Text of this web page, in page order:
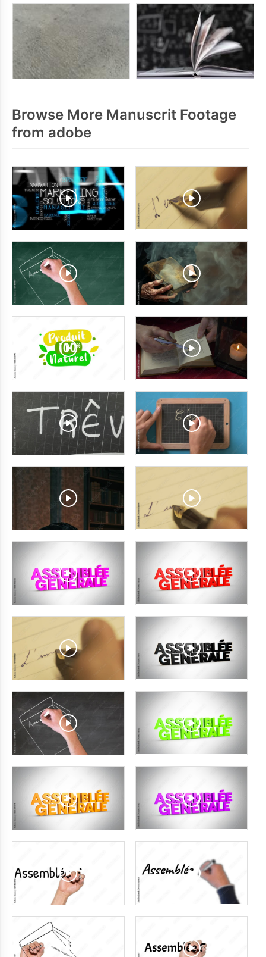
Browse More Manuscrit Footage
from adobe